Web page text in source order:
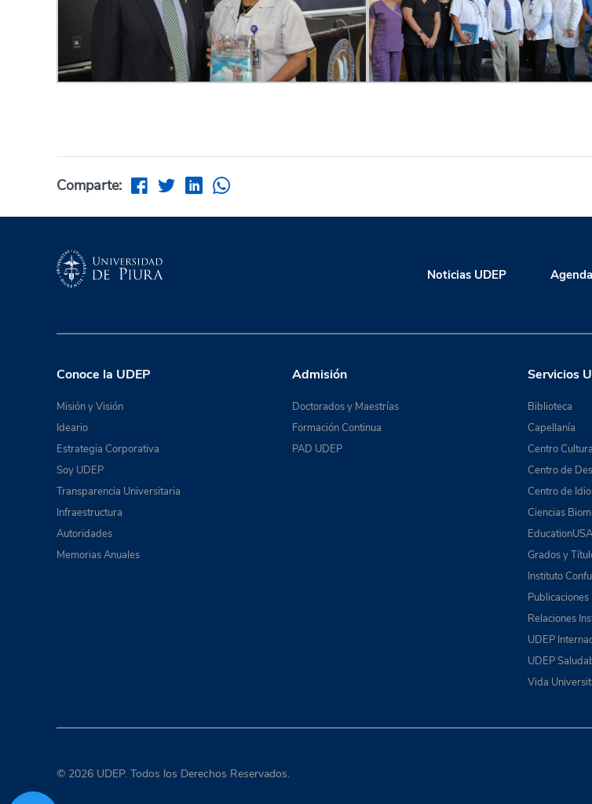
Comparte:
Noticias UDEP
Conoce la UDEP
Misión y Visión
Ideario
Estrategia Corporativa
Soy UDEP
Transparencia Universitaria
Infraestructura
Autoridades
Memorias Anuales
Admisión
Doctorados y Maestrías
Formación Continua
PAD UDEP
Servicios
Biblioteca
Capellanía
Centro
Centro de
Centro de
Ciencias
EducationUSA
Grados y
Instituto
Publicaciones
Relaciones
UDEP
UDEP
Vida
© 2026 UDEP. Todos los Derechos Reservados.